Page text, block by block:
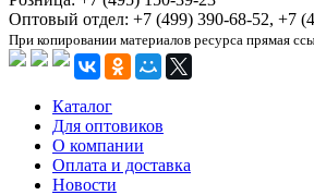
Оптовый отдел: +7 (499) 390-68-52, +7
При копировании материалов ресурса прямая
Каталог
Для оптовиков
О компании
Оплата и доставка
Новости